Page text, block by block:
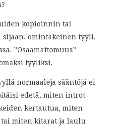
kopioinnin tai
sijaan, omintakeinen tyyli.
”Osaamattomuus”
tyyliksi.
normaaleja sääntöjä ei
edetä, miten introt
kertautua, miten
tai miten kitarat ja laulu